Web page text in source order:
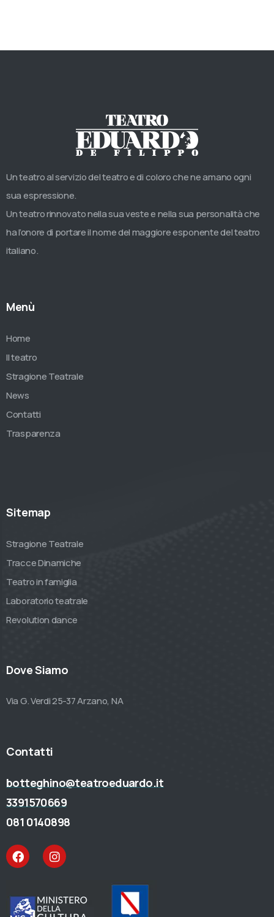
Un teatro al servizio del teatro e di coloro che ne amano ogni
sua espressione.
Un teatro rinnovato nella sua veste e nella sua personalità che
ha l’onore di portare il nome del maggiore esponente del teatro
italiano.
Menù
Home
Il teatro
Stragione Teatrale
News
Contatti
Trasparenza
Sitemap
Stragione Teatrale
Tracce Dinamiche
Teatro in famiglia
Laboratorio teatrale
Revolution dance
Dove Siamo
Via G. Verdi 25-37 Arzano, NA
Contatti
botteghino@teatroeduardo.it
3391570669
081 0140898